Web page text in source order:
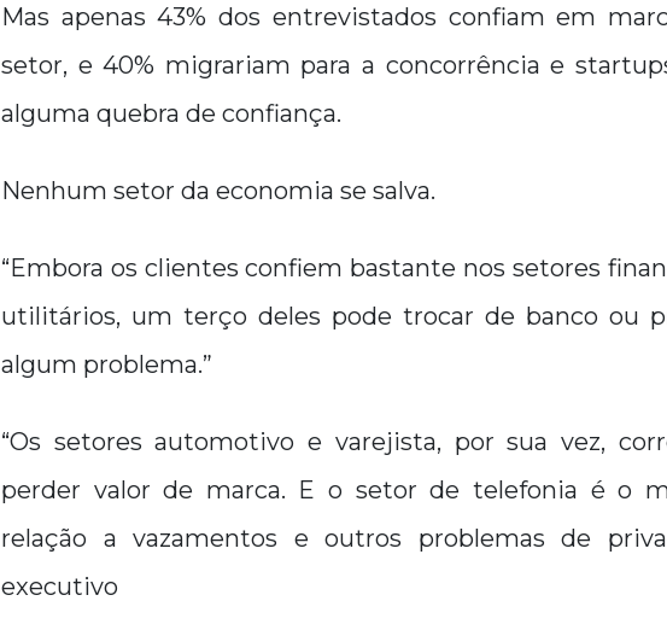
Mas apenas 43% dos entrevistados confiam em
setor, e 40% migrariam para a concorrência e
alguma quebra de confiança.
Nenhum setor da economia se salva.
“Embora os clientes confiem bastante nos setores
utilitários, um terço deles pode trocar de banco ou
algum problema.”
“Os setores automotivo e varejista, por sua vez,
perder valor de marca. E o setor de telefonia é o
relação a vazamentos e outros problemas de
executivo